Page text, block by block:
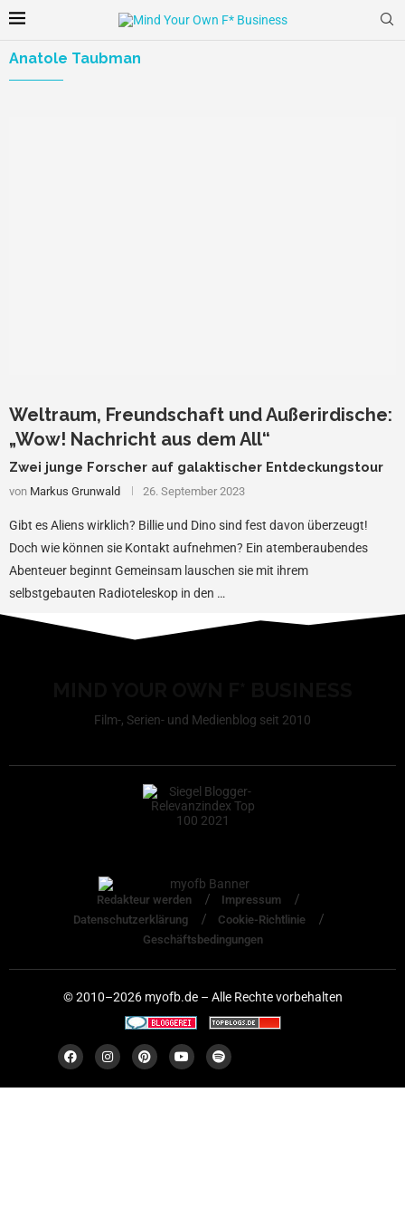
Anatole Taubman
Weltraum, Freundschaft und Außerirdische:
„Wow! Nachricht aus dem All“
Zwei junge Forscher auf galaktischer Entdeckungstour
von Markus Grunwald 26. September 2023
Gibt es Aliens wirklich? Billie und Dino sind fest davon überzeugt!
Doch wie können sie Kontakt aufnehmen? Ein atemberaubendes
Abenteuer beginnt Gemeinsam lauschen sie mit ihrem
selbstgebauten Radioteleskop in den …
Film-, Serien- und Medienblog seit 2010
Redakteur werden
Impressum
Datenschutzerklärung
Cookie-Richtlinie
Geschäftsbedingungen
© 2010–2026 myofb.de – Alle Rechte vorbehalten